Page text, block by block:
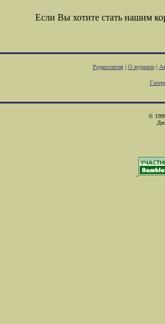
Если Вы хотите стать нашим
Редколлегия| О журнале|
©